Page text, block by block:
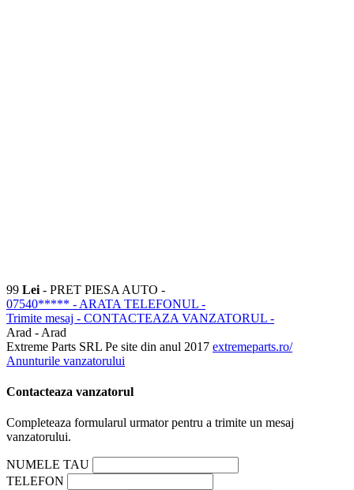
99 Lei - PRET PIESA AUTO -
07540***** - ARATA TELEFONUL -
Trimite mesaj - CONTACTEAZA VANZATORUL -
Arad - Arad
Extreme Parts SRL Pe site din anul 2017 extremeparts.ro/
Anunturile vanzatorului
Contacteaza vanzatorul
Completeaza formularul urmator pentru a trimite un mesaj
vanzatorului.
NUMELE TAU
TELEFON